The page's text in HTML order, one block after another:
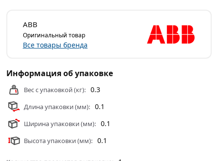
ABB
Оригинальный товар
Все товары бренда
Информация об упаковке
Вес с упаковкой (кг): 0.3
Длина упаковки (мм): 0.1
Ширина упаковки (мм): 0.1
Высота упаковки (мм): 0.1